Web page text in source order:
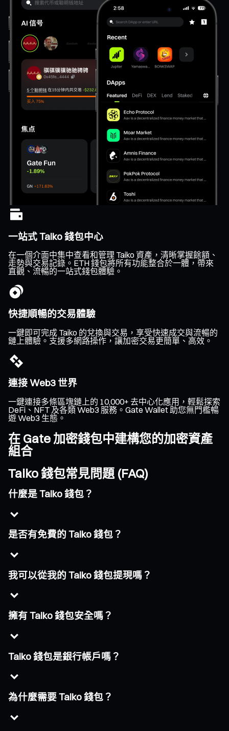
一站式 Taiko 錢包中心
在一個介面中集中查看和管理 Taiko 資產，清晰掌握餘額、
走勢與交易記錄。ETH 錢包將所有功能整合於一體，帶來
直觀、流暢的一站式錢包體驗。
快捷順暢的交易體驗
一鍵即可完成 Taiko 的兌換與交易，享受快速成交與流暢的
鏈上體驗。支援多網路操作，讓加密交易更簡單、高效。
連接 Web3 世界
一鍵連接多條區塊鏈上的 10,000+ 去中心化應用，輕鬆探索
DeFi、NFT 及各類 Web3 服務。Gate Wallet 助您無門檻暢
遊 Web3 生態。
在 Gate 加密錢包中建構您的加密資產
組合
Taiko 錢包常見問題 (FAQ)
什麼是 Taiko 錢包？
是否有免費的 Taiko 錢包？
我可以從我的 Taiko 錢包提現嗎？
擁有 Taiko 錢包安全嗎？
Taiko 錢包是銀行帳戶嗎？
為什麼需要 Taiko 錢包？